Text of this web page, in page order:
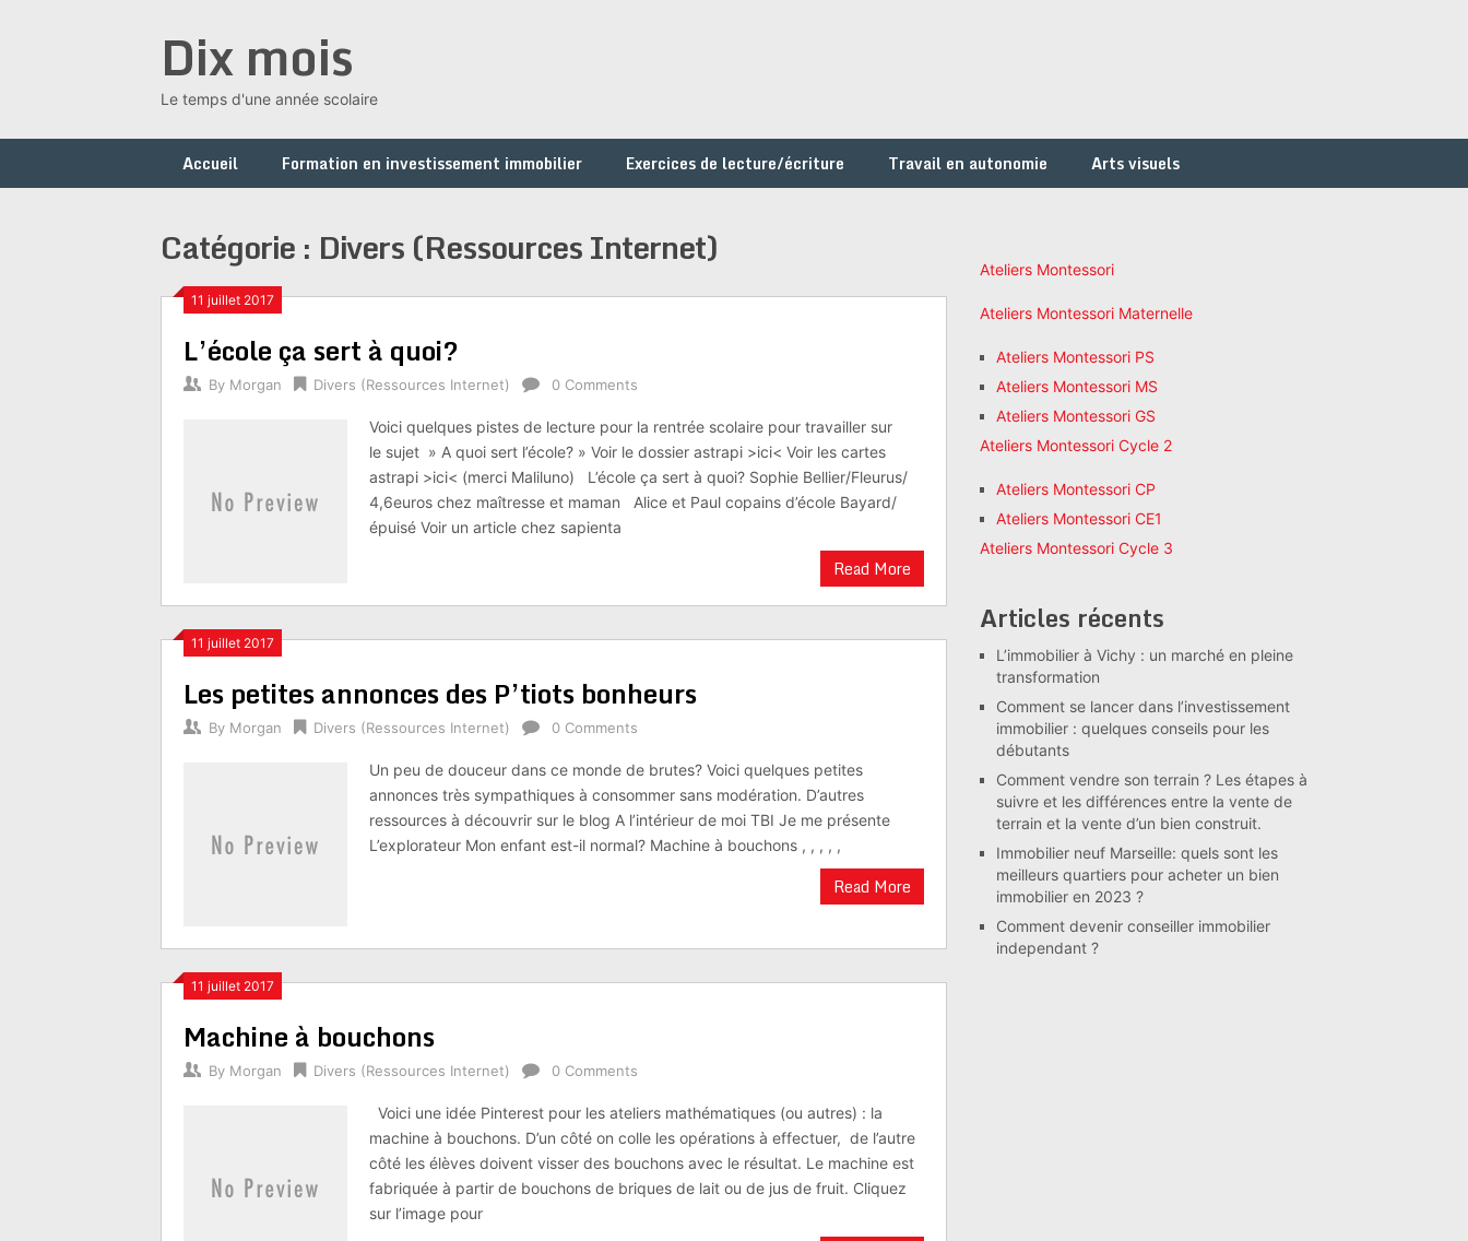
Dix mois
Le temps d'une année scolaire
Accueil Formation en investissement immobilier Exercices de lecture/écriture Travail en autonomie Arts visuels
Catégorie : Divers (Ressources Internet)
11 juillet 2017
L’école ça sert à quoi?
By Morgan Divers (Ressources Internet) 0 Comments
Voici quelques pistes de lecture pour la rentrée scolaire pour travailler sur
le sujet » A quoi sert l’école? » Voir le dossier astrapi >ici< Voir les cartes
astrapi >ici< (merci Maliluno) L’école ça sert à quoi? Sophie Bellier/Fleurus/
4,6euros chez maîtresse et maman Alice et Paul copains d’école Bayard/
épuisé Voir un article chez sapienta
Read More
11 juillet 2017
Les petites annonces des P’tiots bonheurs
By Morgan Divers (Ressources Internet) 0 Comments
Un peu de douceur dans ce monde de brutes? Voici quelques petites
annonces très sympathiques à consommer sans modération. D’autres
ressources à découvrir sur le blog A l’intérieur de moi TBI Je me présente
L’explorateur Mon enfant est-il normal? Machine à bouchons , , , , ,
Read More
11 juillet 2017
Machine à bouchons
By Morgan Divers (Ressources Internet) 0 Comments
Voici une idée Pinterest pour les ateliers mathématiques (ou autres) : la
machine à bouchons. D’un côté on colle les opérations à effectuer, de l’autre
côté les élèves doivent visser des bouchons avec le résultat. Le machine est
fabriquée à partir de bouchons de briques de lait ou de jus de fruit. Cliquez
sur l’image pour
Ateliers Montessori
Ateliers Montessori Maternelle
Ateliers Montessori PS
Ateliers Montessori MS
Ateliers Montessori GS
Ateliers Montessori Cycle 2
Ateliers Montessori CP
Ateliers Montessori CE1
Ateliers Montessori Cycle 3
Articles récents
L’immobilier à Vichy : un marché en pleine
transformation
Comment se lancer dans l’investissement
immobilier : quelques conseils pour les
débutants
Comment vendre son terrain ? Les étapes à
suivre et les différences entre la vente de
terrain et la vente d’un bien construit.
Immobilier neuf Marseille: quels sont les
meilleurs quartiers pour acheter un bien
immobilier en 2023 ?
Comment devenir conseiller immobilier
independant ?